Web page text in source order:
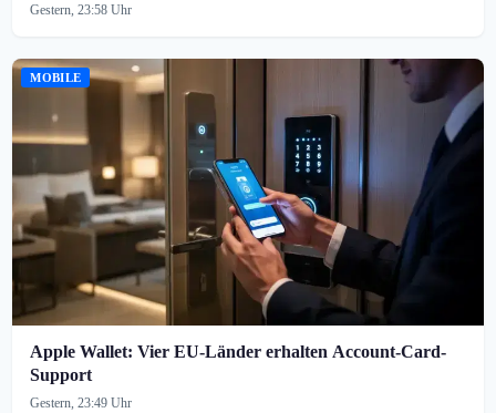
Gestern, 23:58 Uhr
MOBILE
Apple Wallet: Vier EU-Länder erhalten Account-Card-
Support
Gestern, 23:49 Uhr